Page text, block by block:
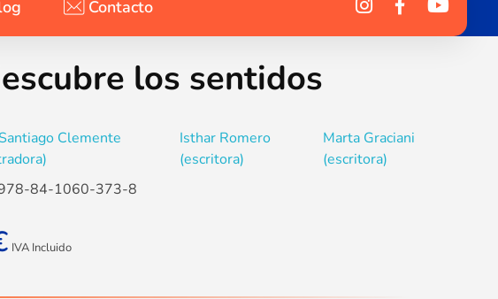
Contacto
los sentidos
Clemente
Isthar Romero
(escritora)
Marta Graciani
(escritora)
IVA Incluido
84-1060-373-8